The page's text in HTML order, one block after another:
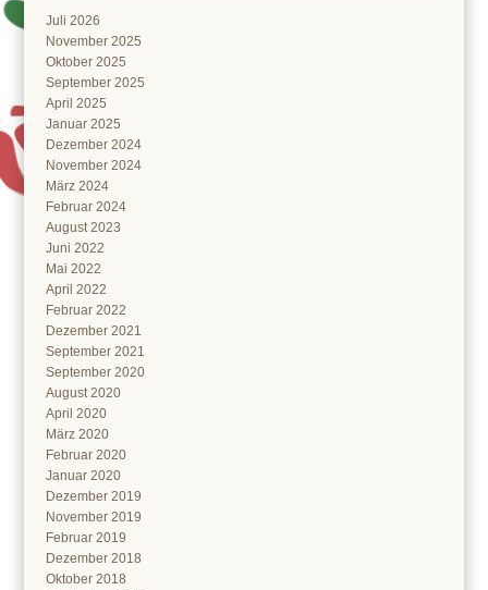
Juli 2026
November 2025
Oktober 2025
September 2025
April 2025
Januar 2025
Dezember 2024
November 2024
März 2024
Februar 2024
August 2023
Juni 2022
Mai 2022
April 2022
Februar 2022
Dezember 2021
September 2021
September 2020
August 2020
April 2020
März 2020
Februar 2020
Januar 2020
Dezember 2019
November 2019
Februar 2019
Dezember 2018
Oktober 2018